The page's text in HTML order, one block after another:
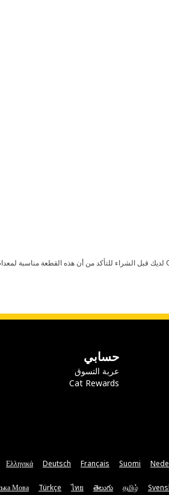
حسابي
عربة التسوق
Cat Rewards
Suomi
Français
Deutsch
Ελληνικά
தமிழ்
తెలుగు
ไทย
Türkçe
Мова